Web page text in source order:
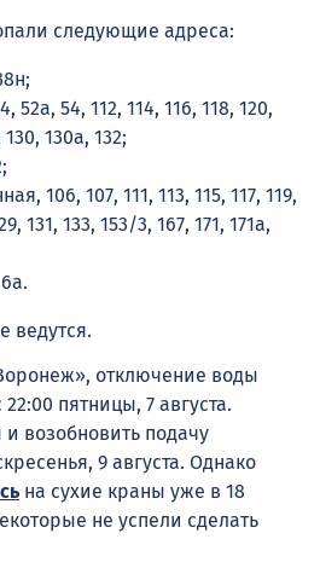
следующие адреса:
52а, 54, 112, 114, 116, 118, 120,
130а, 132;
106, 107, 111, 113, 115, 117, 119,
131, 133, 153/3, 167, 171, 171а,
ведутся.
отключение воды
пятницы, 7 августа.
возобновить подачу
9 августа. Однако
на сухие краны уже в 18
не успели сделать